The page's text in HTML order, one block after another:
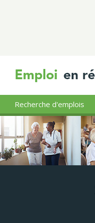
Recherche d'emplois